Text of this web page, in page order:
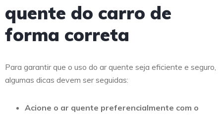
quente do carro de
forma correta
Para garantir que o uso do ar quente seja eficiente e seguro,
algumas dicas devem ser seguidas:
Acione o ar quente preferencialmente com o